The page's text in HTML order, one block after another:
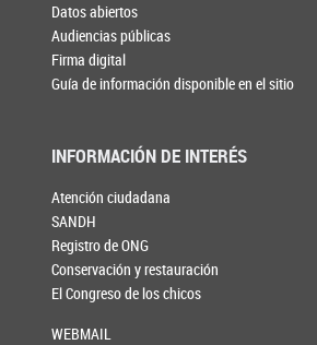
Datos abiertos
Audiencias públicas
Firma digital
Guía de información disponible en el sitio
INFORMACIÓN DE INTERÉS
Atención ciudadana
SANDH
Registro de ONG
Conservación y restauración
El Congreso de los chicos
WEBMAIL